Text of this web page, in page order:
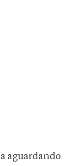
aguardando